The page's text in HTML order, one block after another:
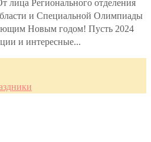
лица Регионального отделения
и Специальной Олимпиады
Новым годом! Пусть 2024
и интересные...